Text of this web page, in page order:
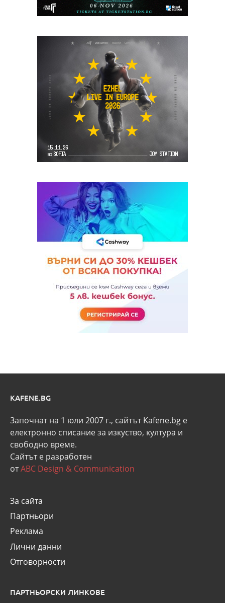
KAFENE.BG
Започнат на 1 юли 2007 г., сайтът Kafene.bg e
eлектронно списание за изкуство, култура и
свободно време.
Сайтът е разработен
отABC Design & Communication
За сайта
Партньори
Реклама
Лични данни
Отговорности
ПАРТНЬОРСКИ ЛИНКОВЕ